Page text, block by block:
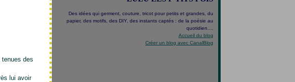
des
lui avoir
Des idées qui germent, couture, tricot pour petits et grandes, du
papier, des motifs, des DIY, des instants captés : de la poésie au
quotidien....
Accueil du blog
Créer un blog avec CanalBlog